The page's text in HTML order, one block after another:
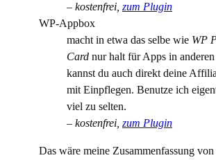
– kostenfrei, zum Plugin
WP-Appbox
macht in etwa das selbe wie WP
Card nur halt für Apps in
kannst du auch direkt deine
mit Einpflegen. Benutze ich
viel zu selten.
– kostenfrei, zum Plugin
Das wäre meine Zusammenfassung